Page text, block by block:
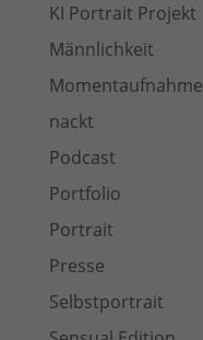
KI Portrait Projekt
Männlichkeit
Momentaufnahme
nackt
Podcast
Portfolio
Portrait
Presse
Selbstportrait